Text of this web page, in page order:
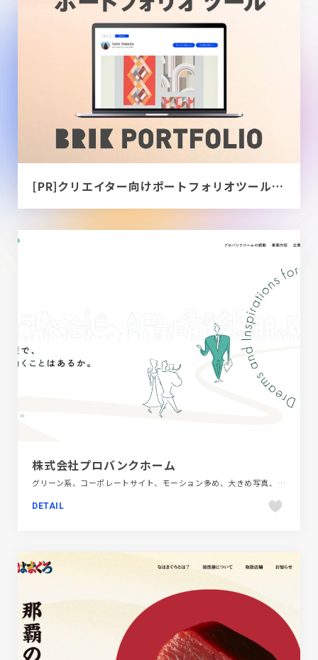
[PR]クリエイター向けポートフォリオツール｜BRIK PORTFOLIO
株式会社プロバンクホーム
グリーン系、コーポレートサイト、モーション多め、大きめ写真、建設・住宅・不動産
DETAIL